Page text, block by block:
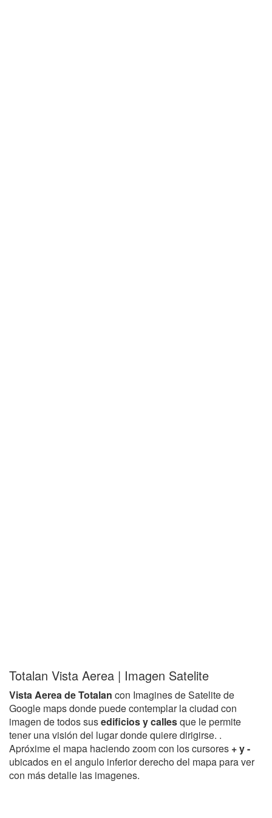
Totalan Vista Aerea | Imagen Satelite
Vista Aerea de Totalan con Imagines de Satelite de
Google maps donde puede contemplar la ciudad con
imagen de todos susedificios y callesque le permite
tener una visión del lugar donde quiere dirigirse. .
Apróxime el mapa haciendo zoom con los cursores + y -
ubicados en el angulo inferior derecho del mapa para ver
con más detalle las imagenes.